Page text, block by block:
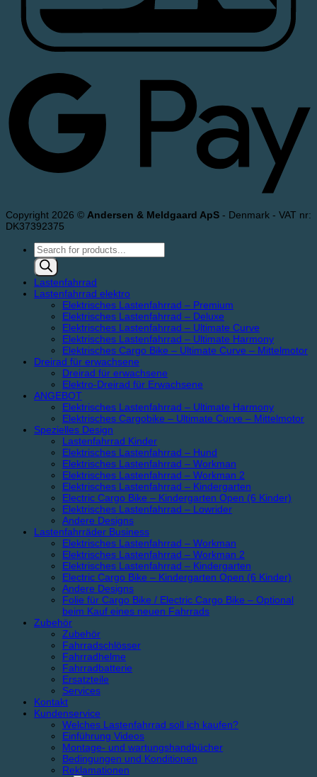
Copyright 2026 © Andersen & Meldgaard ApS - Denmark - VAT nr:
DK37392375
Products
search
Lastenfahrrad
Lastenfahrrad elektro
Elektrisches Lastenfahrrad – Premium
Elektrisches Lastenfahrrad – Deluxe
Elektrisches Lastenfahrrad – Ultimate Curve
Elektrisches Lastenfahrrad – Ultimate Harmony
Elektrisches Cargo Bike – Ultimate Curve – Mittelmotor
Dreirad für erwachsene
Dreirad für erwachsene
Elektro-Dreirad für Erwachsene
ANGEBOT
Elektrisches Lastenfahrrad – Ultimate Harmony
Elektrisches Cargobike – Ultimate Curve – Mittelmotor
Spezielles Design
Lastenfahrrad Kinder
Elektrisches Lastenfahrrad – Hund
Elektrisches Lastenfahrrad – Workman
Elektrisches Lastenfahrrad – Workman 2
Elektrisches Lastenfahrrad – Kindergarten
Electric Cargo Bike – Kindergarten Open (6 Kinder)
Elektrisches Lastenfahrrad – Lowrider
Andere Designs
Lastenfahrräder Business
Elektrisches Lastenfahrrad – Workman
Elektrisches Lastenfahrrad – Workman 2
Elektrisches Lastenfahrrad – Kindergarten
Electric Cargo Bike – Kindergarten Open (6 Kinder)
Andere Designs
Folie für Cargo Bike / Electric Cargo Bike – Optional
beim Kauf eines neuen Fahrrads
Zubehör
Zubehör
Fahrradschlösser
Fahrradhelme
Fahrradbatterie
Ersatzteile
Services
Kontakt
Kundenservice
Welches Lastenfahrrad soll ich kaufen?
Einführung Videos
Montage- und wartungshandbücher
Bedingungen und Konditionen
Reklamationen